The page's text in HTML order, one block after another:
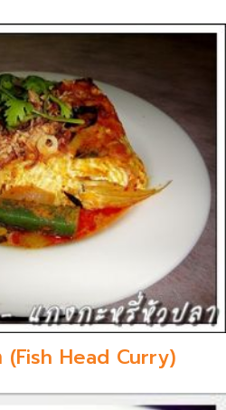
(Fish Head Curry)